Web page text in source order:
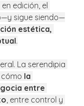
edición, el
sigue siendo—
estética,
.
La serendipia
la
entre
, entre control y